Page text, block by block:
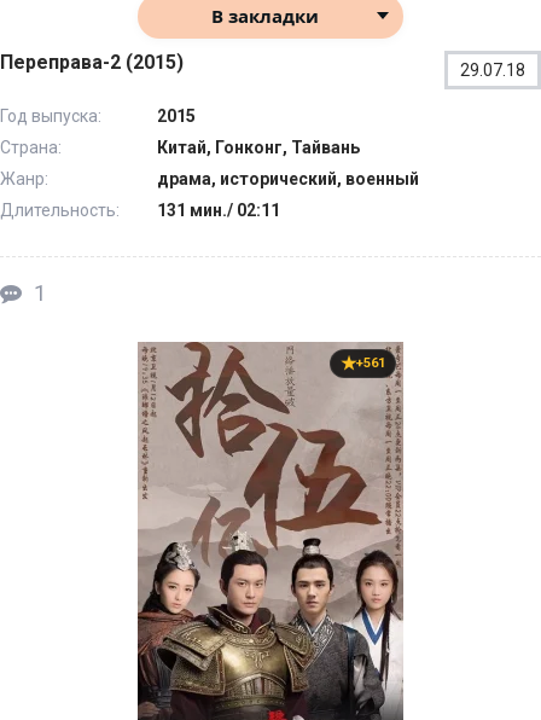
В закладки
Переправа-2 (2015) 29.07.18
Год выпуска:
2015
Страна:
Китай, Гонконг, Тайвань
Жанр:
драма, исторический, военный
Длительность:
131 мин./ 02:11
1
+561